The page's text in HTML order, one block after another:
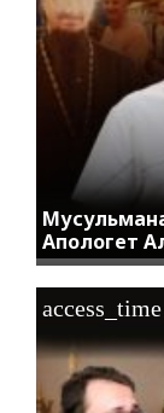
Апологет
access_time